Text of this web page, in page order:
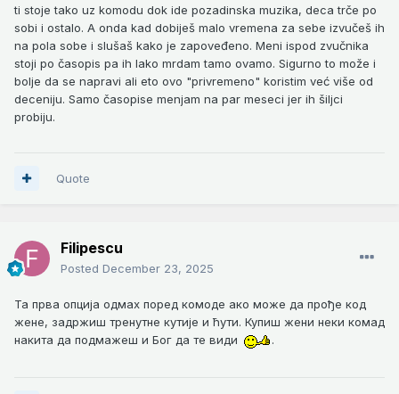
ti stoje tako uz komodu dok ide pozadinska muzika, deca trče po
sobi i ostalo. A onda kad dobiješ malo vremena za sebe izvučeš ih
na pola sobe i slušaš kako je zapoveđeno. Meni ispod zvučnika
stoji po časopis pa ih lako mrdam tamo ovamo. Sigurno to može i
bolje da se napravi ali eto ovo "privremeno" koristim već više od
deceniju. Samo časopise menjam na par meseci jer ih šiljci
probiju.
Quote
Filipescu
Posted December 23, 2025
Та прва опција одмах поред комоде ако може да прође код
жене, задржиш тренутне кутије и ћути. Купиш жени неки комад
накита да подмажеш и Бог да те види
.